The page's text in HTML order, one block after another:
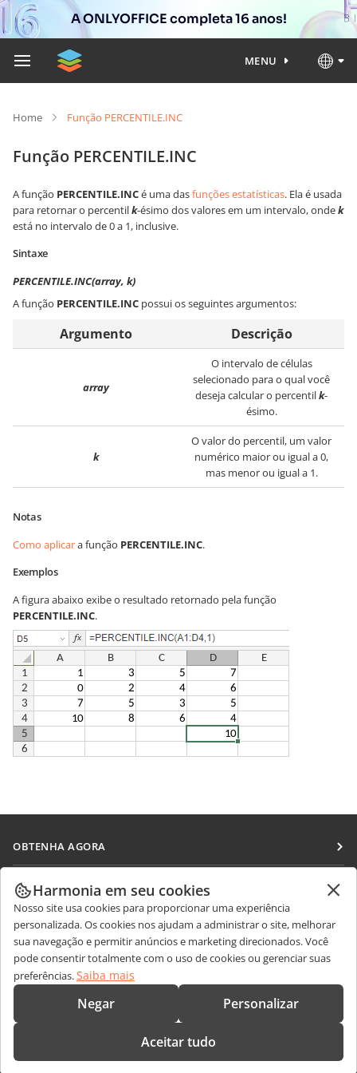
A ONLYOFFICE completa 16 anos!
MENU
Home Função PERCENTILE.INC
Função PERCENTILE.INC
A função PERCENTILE.INCé uma dasfunções estatísticas. Ela é usada
para retornar o percentilk-ésimo dos valores em um intervalo, ondek
está no intervalo de 0 a 1, inclusive.
Sintaxe
PERCENTILE.INC(array, k)
A função PERCENTILE.INC possui os seguintes argumentos:
Argumento Descrição
array
O intervalo de células
selecionado para o qual você
deseja calcular o percentilk-
ésimo.
k
O valor do percentil, um valor
numérico maior ou igual a 0,
mas menor ou igual a 1.
Notas
Como aplicara função PERCENTILE.INC.
Exemplos
A figura abaixo exibe o resultado retornado pela função
PERCENTILE.INC.
OBTENHA AGORA
Docs
DocSpace
Workspace
Conectores
Aplicativos para desktop
Aplicativos móveis
COLABORAR
Para colaboradores
Para tradutores
Para influenciadores
Vagas
RECEBA NOTÍCIAS
Blog
OBTER AJUDA
Fórum
Cursos de treinamento
CONTATE-NOS
Perguntas sobre vendas
sales@onlyoffice.com
Harmonia em seu cookies
Nosso site usa cookies para proporcionar uma experiência
personalizada. Os cookies nos ajudam a administrar o site, melhorar
sua navegação e permitir anúncios e marketing direcionados. Você
pode consentir totalmente com o uso de cookies ou gerenciar suas
preferências.Saiba mais
Negar Personalizar
Aceitar tudo